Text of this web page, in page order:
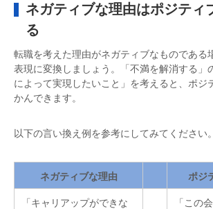
ネガティブな理由はポジティ
る
転職を考えた理由がネガティブなものである
表現に変換しましょう。「不満を解消する」
によって実現したいこと」を考えると、ポジ
かんできます。
以下の言い換え例を参考にしてみてください。
ネガティブな理由 ポジ
「キャリアップができな
「この